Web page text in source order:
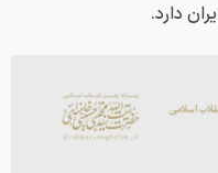
دارد.